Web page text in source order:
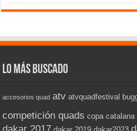
de 5
Lo más buscado
accesorios quad atv atvquadfestival
competición quads copa